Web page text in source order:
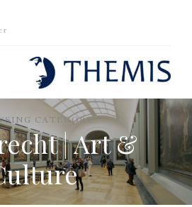
CATEGORY
| Art &